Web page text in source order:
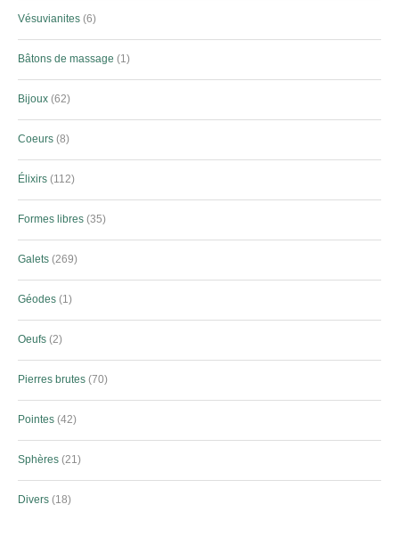
Vésuvianites 6
Bâtons de massage 1
Bijoux 62
Coeurs 8
Élixirs 112
Formes libres 35
Galets 269
Géodes 1
Oeufs 2
Pierres brutes 70
Pointes 42
Sphères 21
Divers 18